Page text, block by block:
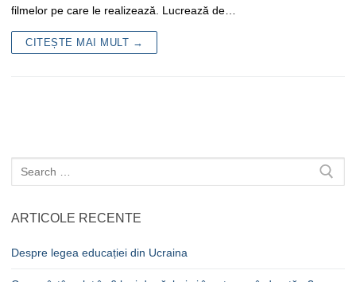
filmelor pe care le realizează. Lucrează de…
CITEȘTE MAI MULT →
Caută
după:
ARTICOLE RECENTE
Despre legea educației din Ucraina